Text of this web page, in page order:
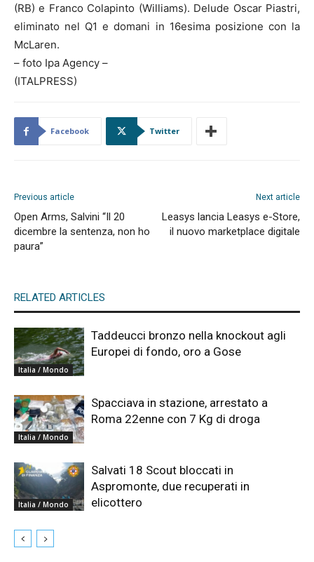
(RB) e Franco Colapinto (Williams). Delude Oscar Piastri,
eliminato nel Q1 e domani in 16esima posizione con la
McLaren.
– foto Ipa Agency –
(ITALPRESS)
Facebook Twitter
Previous article
Open Arms, Salvini “Il 20
dicembre la sentenza, non ho
paura”
Next article
Leasys lancia Leasys e-Store,
il nuovo marketplace digitale
RELATED ARTICLES
Italia / Mondo
Taddeucci bronzo nella knockout agli
Europei di fondo, oro a Gose
Italia / Mondo
Spacciava in stazione, arrestato a
Roma 22enne con 7 Kg di droga
Italia / Mondo
Salvati 18 Scout bloccati in
Aspromonte, due recuperati in
elicottero